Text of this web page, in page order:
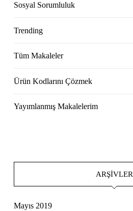
Sosyal Sorumluluk
Trending
Tüm Makaleler
Ürün Kodlarını Çözmek
Yayımlanmış Makalelerim
ARŞIVLER
Mayıs 2019